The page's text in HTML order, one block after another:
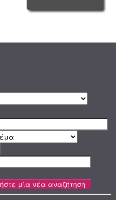
μία νέα αναζήτηση